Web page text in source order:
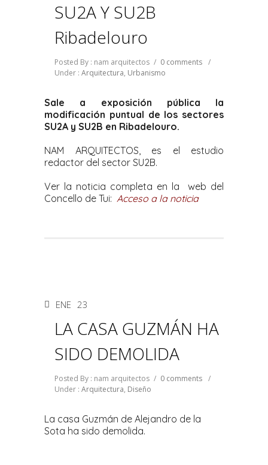
SU2A Y SU2B
Ribadelouro
Posted By : nam arquitectos / 0 comments /
Under : Arquitectura, Urbanismo
Sale a exposición pública la
modificación puntual de los sectores
SU2A y SU2B en Ribadelouro.
NAM ARQUITECTOS, es el estudio
redactor del sector SU2B.
Ver la noticia completa en la web del
Concello de Tui: Acceso a la noticia
ENE 23
LA CASA GUZMÁN HA
SIDO DEMOLIDA
Posted By : nam arquitectos / 0 comments /
Under : Arquitectura, Diseño
La casa Guzmán de Alejandro de la
Sota ha sido demolida.